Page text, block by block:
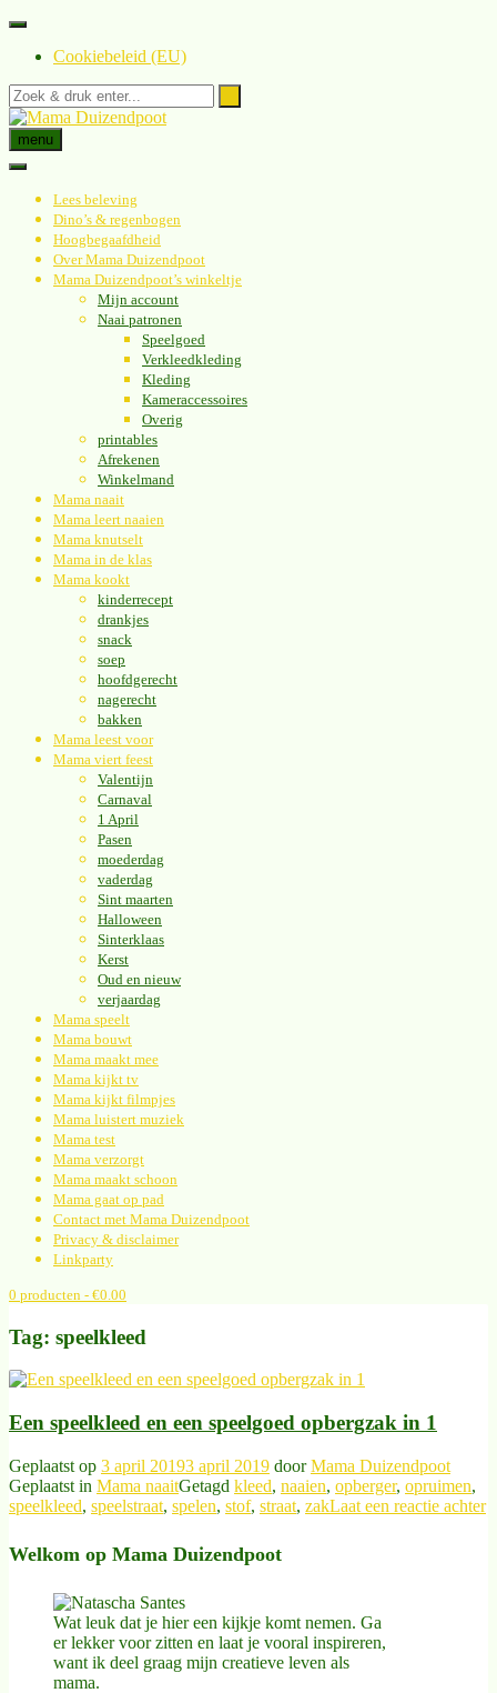
Spring
inhoudCookiebeleid (EU)
menu
Lees beleving
Dino’s & regenbogen
Hoogbegaafdheid
Over Mama Duizendpoot
Mama Duizendpoot’s winkeltje
Mijn account
Naai patronen
Speelgoed
Verkleedkleding
Kleding
Kameraccessoires
Overig
printables
Afrekenen
Winkelmand
Mama naait
Mama leert naaien
Mama knutselt
Mama in de klas
Mama kookt
kinderrecept
drankjes
snack
soep
hoofdgerecht
nagerecht
bakken
Mama leest voor
Mama viert feest
Valentijn
Carnaval
1 April
Pasen
moederdag
vaderdag
Sint maarten
Halloween
Sinterklaas
Kerst
Oud en nieuw
verjaardag
Mama speelt
Mama bouwt
Mama maakt mee
Mama kijkt tv
Mama kijkt filmpjes
Mama luistert muziek
Mama test
Mama verzorgt
Mama maakt schoon
Mama gaat op pad
Contact met Mama Duizendpoot
Privacy & disclaimer
Linkparty
0 producten - €0.00
Tag: speelkleed
Een speelkleed en een speelgoed opbergzak in 1
Geplaatst op 3 april 20193 april 2019 doorMama Duizendpoot
Geplaatst in Mama naaitGetagd kleed, naaien, opberger, opruimen,
speelkleed, speelstraat, spelen, stof, straat, zakLaat een reactie achter
Welkom op Mama Duizendpoot
Wat leuk dat je hier een kijkje komt nemen. Ga
er lekker voor zitten en laat je vooral inspireren,
want ik deel graag mijn creatieve leven als
mama.